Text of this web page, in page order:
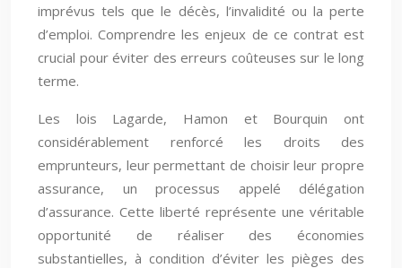
imprévus tels que le décès, l’invalidité ou la perte
d’emploi. Comprendre les enjeux de ce contrat est
crucial pour éviter des erreurs coûteuses sur le long
terme.
Les lois Lagarde, Hamon et Bourquin ont
considérablement renforcé les droits des
emprunteurs, leur permettant de choisir leur propre
assurance, un processus appelé délégation
d’assurance. Cette liberté représente une véritable
opportunité de réaliser des économies
substantielles, à condition d’éviter les pièges des